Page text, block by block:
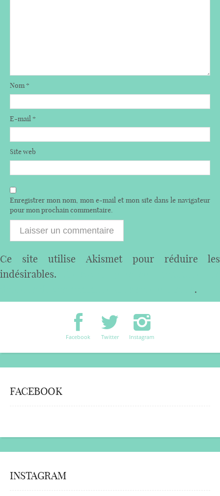
Nom*
E-mail *
Site web
Enregistrer mon nom, mon e-mail et mon site dans le navigateur
pour mon prochain commentaire.
Ce site utilise Akismet pour réduire les
indésirables.
.
Facebook Twitter Instagram
FACEBOOK
INSTAGRAM